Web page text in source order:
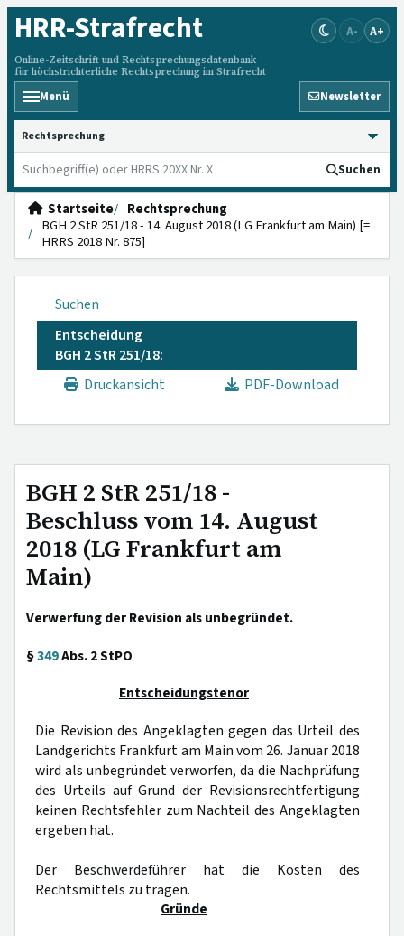
HRR-Strafrecht
Online-Zeitschrift und Rechtsprechungsdatenbank
für höchstrichterliche Rechtsprechung im Strafrecht
A- A+
Menü Newsletter
HRRS durchsuchen
Suchen
Startseite
Rechtsprechung
BGH 2 StR 251/18 - 14. August 2018 (LG Frankfurt am Main) [=
HRRS 2018 Nr. 875]
Suchen
Entscheidung
BGH 2 StR 251/18:
Druckansicht
PDF-Download
BGH 2 StR 251/18 -
Beschluss vom 14. August
2018 (LG Frankfurt am
Main)
Verwerfung der Revision als unbegründet.
§349Abs. 2 StPO
Entscheidungstenor
Die Revision des Angeklagten gegen das Urteil des
Landgerichts Frankfurt am Main vom 26. Januar 2018
wird als unbegründet verworfen, da die Nachprüfung
des Urteils auf Grund der Revisionsrechtfertigung
keinen Rechtsfehler zum Nachteil des Angeklagten
ergeben hat.
Der Beschwerdeführer hat die Kosten des
Rechtsmittels zu tragen.
Gründe